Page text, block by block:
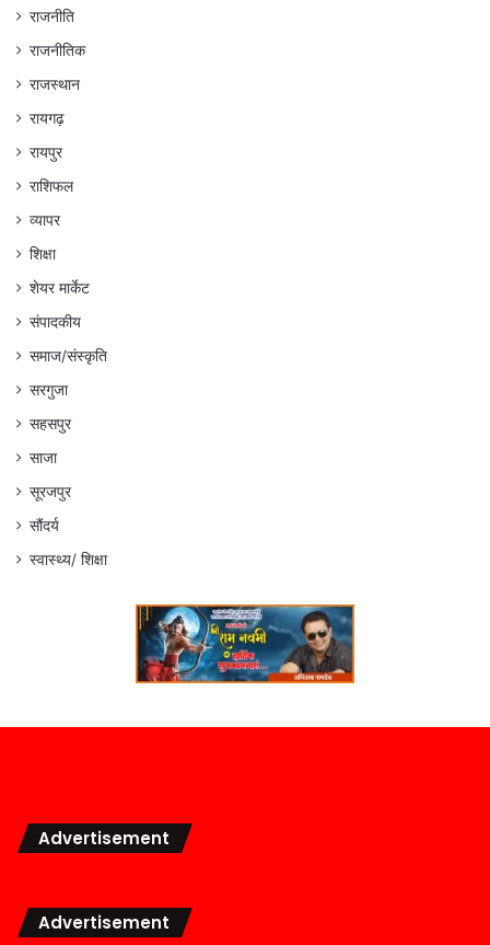
राजनीति
राजनीतिक
राजस्थान
रायगढ़
रायपुर
राशिफल
व्यापर
शिक्षा
शेयर मार्केट
संपादकीय
समाज/संस्कृति
सरगुजा
सहसपुर
साजा
सूरजपुर
सौंदर्य
स्वास्थ्य/ शिक्षा
Advertisement
Advertisement